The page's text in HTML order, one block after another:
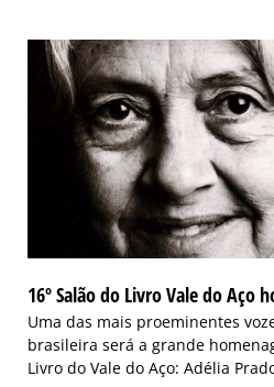
16º Salão do Livro Vale do Aço
Uma das mais proeminentes
brasileira será a grande
Livro do Vale do Aço: Adélia